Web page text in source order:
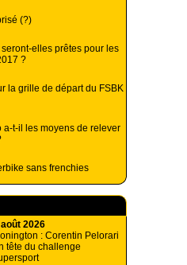
(?)
elles prêtes pour les
?
la grille de départ du FSBK
a-t-il les moyens de relever
sans frenchies
2026
: Corentin Pelorari
tête du challenge